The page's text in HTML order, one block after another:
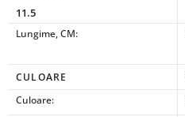
11.5
Lungime, CM:
CULOARE
Culoare: